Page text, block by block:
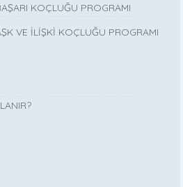
KOÇLUĞU PROGRAMI
VE İLİŞKİ KOÇLUĞU PROGRAMI